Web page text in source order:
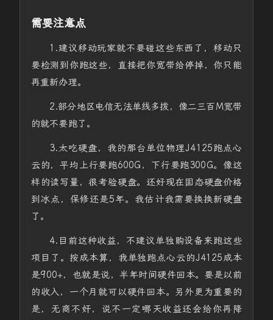
需要注意点
1.建议移动玩家就不要碰这些东西了，移动只
要检测到你跑这些，直接把你宽带给停掉，你只能
再重新办理。
2.部分地区电信无法单线多拨，像二三百M宽带
的就不要跑了。
3.太吃硬盘，我的那台单位物理J4125跑点心
云的，平均上行要跑600G，下行要跑300G。像这
样的读写量，很考验硬盘。还好现在固态硬盘价格
到冰点，保修还是5年。我估计我需要换换新硬盘
了。
4.目前这种收益，不建议单独购设备来跑这些
项目了。按成本算，我单独跑点心云的J4125成本
是900+，也就是说，半年时间硬件回本。要是以前
的收入，一个月就可以硬件回本。另外更为重要的
是，无商不奸，说不一定哪天收益还会给你再降